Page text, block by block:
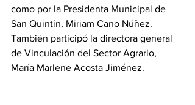
como por la Presidenta Municipal de
San Quintín, Miriam Cano Núñez.
También participó la directora general
de Vinculación del Sector Agrario,
María Marlene Acosta Jiménez.